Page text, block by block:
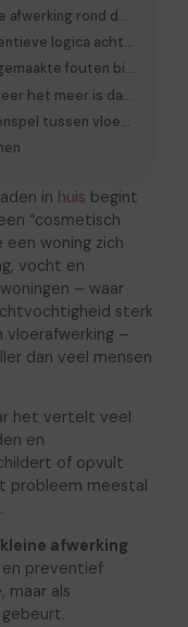
Kleine afwerking rond deuren en kozijnen
Preventieve logica achter plinten en afwerking
Veelgemaakte fouten bij onderhoud van kleine afwerking
Wanneer het meer is dan klein onderhoud
Samenspel tussen vloer, wand en plint
in huis begint
“cosmetisch
een woning zich
vocht en
– waar
sterk
vloerafwerking –
dan veel mensen
het vertelt veel
en
of opvult
probleem meestal
afwerking
preventief
maar als